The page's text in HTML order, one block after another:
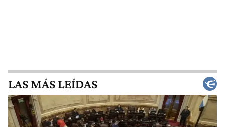
LAS MÁS LEÍDAS